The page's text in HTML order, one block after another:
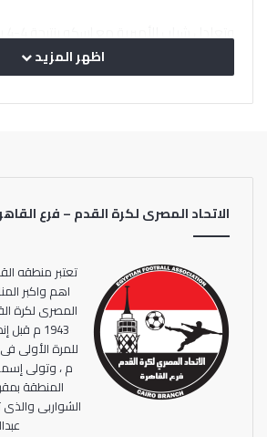
اظهر المزيد
الاتحاد المصرى لكرة القدم – فرع
تعتبر منطقه
اهم واكبر
المصرى لكرة
1943 م
م ، وتولى
الشواربى والذى